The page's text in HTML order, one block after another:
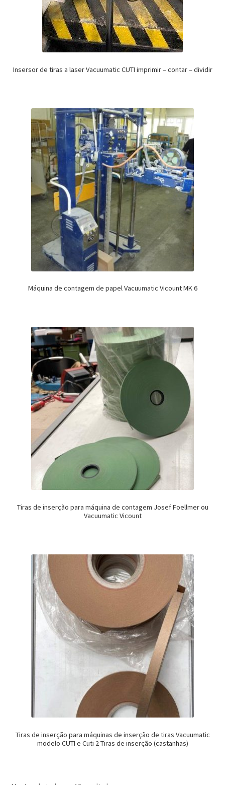
Insersor de tiras a laser Vacuumatic CUTI imprimir – contar – dividir
Máquina de contagem de papel Vacuumatic Vicount MK 6
Tiras de inserção para máquina de contagem Josef Foellmer ou
Vacuumatic Vicount
Tiras de inserção para máquinas de inserção de tiras Vacuumatic
modelo CUTI e Cuti 2 Tiras de inserção (castanhas)